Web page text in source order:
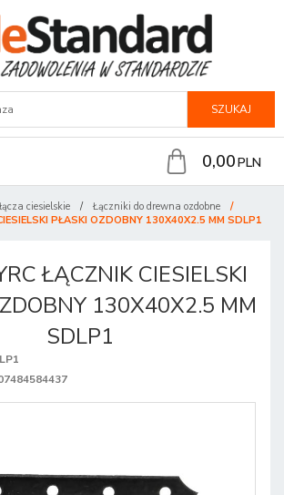
SZUKAJ
0,00PLN
ciesielskie / Łączniki do drewna ozdobne
/
PŁASKI OZDOBNY 130X40X2.5 MM SDLP1
ŁĄCZNIK CIESIELSKI
130X40X2.5 MM
SDLP1